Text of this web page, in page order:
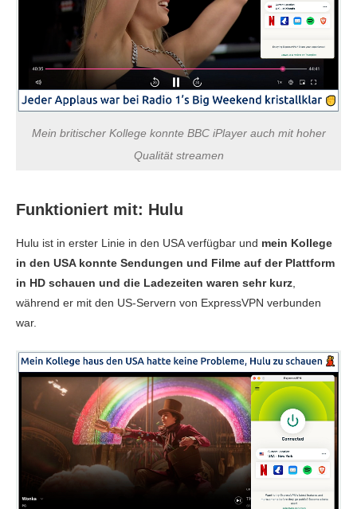
Mein britischer Kollege konnte BBC iPlayer auch mit hoher
Qualität streamen
Funktioniert mit: Hulu
Hulu ist in erster Linie in den USA verfügbar und mein Kollege
in den USA konnte Sendungen und Filme auf der Plattform
in HD schauen und die Ladezeiten waren sehr kurz
während er mit den US-Servern von ExpressVPN verbunden
war.